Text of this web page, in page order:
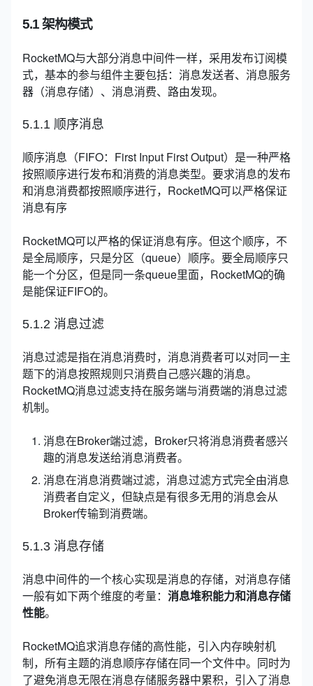
5.1 架构模式
RocketMQ与大部分消息中间件一样，采用发布订阅模
式，基本的参与组件主要包括：消息发送者、消息服务
器（消息存储）、消息消费、路由发现。
5.1.1 顺序消息
顺序消息（FIFO：First Input First Output）是一种严格
按照顺序进行发布和消费的消息类型。要求消息的发布
和消息消费都按照顺序进行，RocketMQ可以严格保证
消息有序
RocketMQ可以严格的保证消息有序。但这个顺序，不
是全局顺序，只是分区（queue）顺序。要全局顺序只
能一个分区，但是同一条queue里面，RocketMQ的确
是能保证FIFO的。
5.1.2 消息过滤
消息过滤是指在消息消费时，消息消费者可以对同一主
题下的消息按照规则只消费自己感兴趣的消息。
RocketMQ消息过滤支持在服务端与消费端的消息过滤
机制。
消息在Broker端过滤，Broker只将消息消费者感兴
趣的消息发送给消息消费者。
消息在消息消费端过滤，消息过滤方式完全由消息
消费者自定义，但缺点是有很多无用的消息会从
Broker传输到消费端。
5.1.3 消息存储
消息中间件的一个核心实现是消息的存储，对消息存储
一般有如下两个维度的考量： 消息堆积能力和消息存储
性能。
RocketMQ追求消息存储的高性能，引入内存映射机
制，所有主题的消息顺序存储在同一个文件中。同时为
了避免消息无限在消息存储服务器中累积，引入了消息